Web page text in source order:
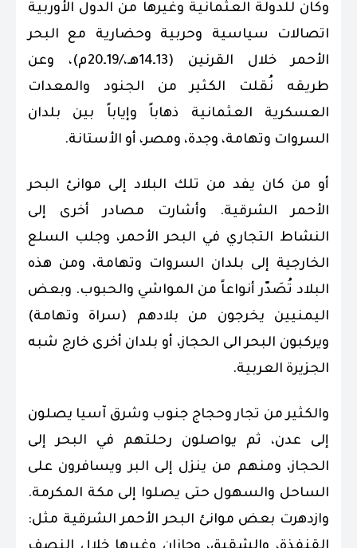
وكان للدولة العثمانية وغيرها من الدول الأوربية
اتصالات سياسية وحربية وحضارية مع البحر
الأحمر خلال القرنين (13ـ14هـ،/19ـ20م)، وعن
طريقه نُقلت الكثير من الجنود والمعدات
العسكرية العثمانية ذهاباً وإياباً بين بلدان
السروات وتهامة، وجدة، ومصر، أو الأستانة.
أو من كان يفد من تلك البلاد إلى موانئ البحر
الأحمر الشرقية. وأشارت مصادر أخرى إلى
النشاط التجاري في البحر الأحمر، وجلب السلع
الخارجية إلى بلدان السروات وتهامة، ومن هذه
البلاد تُصَدّر أنواعاً من المواشي والحبوب. وبعض
اليمنيين يخرجون من بلادهم (سراة وتهامة)
ويركبون البحر الى الحجاز، أو بلدان أخرى خارج شبه
الجزيرة العربية.
والكثير من تجار وحجاج جنوب وشرق آسيا يصلون
إلى عدن، ثم يواصلون رحلتهم في البحر إلى
الحجاز، ومنهم من ينزل إلى البر ويسافرون على
الساحل والسهول حتى يصلوا إلى مكة المكرمة.
وازدهرت بعض موانئ البحر الأحمر الشرقية مثل: